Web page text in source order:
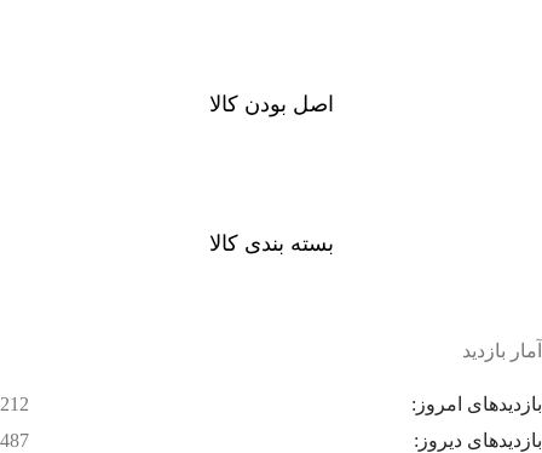
اصل بودن کالا
بسته بندی کالا
آمار بازدید
بازدیدهای امروز:
212
بازدیدهای دیروز:
487